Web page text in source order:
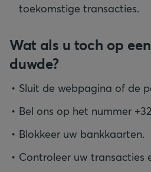
toekomstige transacties.
Wat als u toch op
duwde?
Sluit de webpagina of de
Bel ons op het nummer
Blokkeer uw bankkaarten.
Controleer uw transacties